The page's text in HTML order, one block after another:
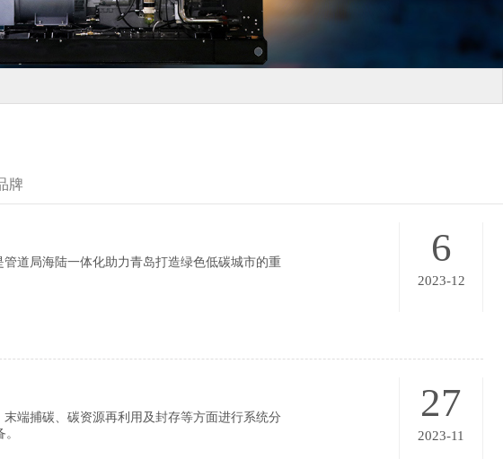
牌
6
2023-12
道局海陆一体化助力青岛打造绿色低碳城市的重
27
2023-11
端捕碳、碳资源再利用及封存等方面进行系统分